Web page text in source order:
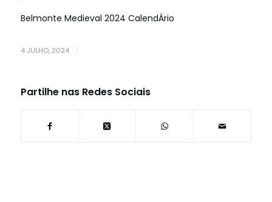
Belmonte Medieval 2024 CalendÁrio
4 JULHO, 2024 /
Partilhe nas Redes Sociais